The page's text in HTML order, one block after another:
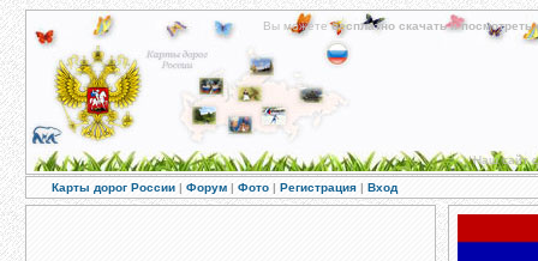
Вы можетебесплатно скачатьипосмотреть
Наш сайт
Карты дорог России | Форум | Фото | Регистрация | Вход